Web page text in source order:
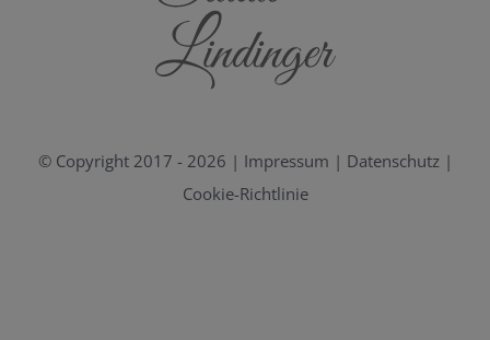
© Copyright 2017 - 2026 | Impressum | Datenschutz|
Cookie-Richtlinie